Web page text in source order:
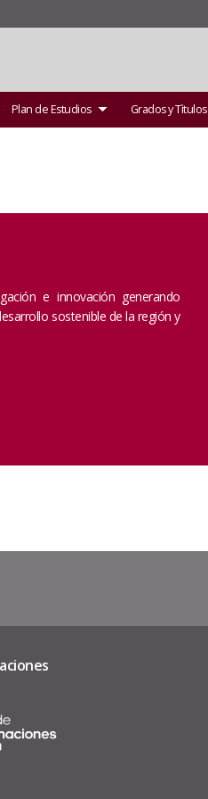
Plan de Estudios Grados y Tìtulos
e innovación generando
sostenible de la región y